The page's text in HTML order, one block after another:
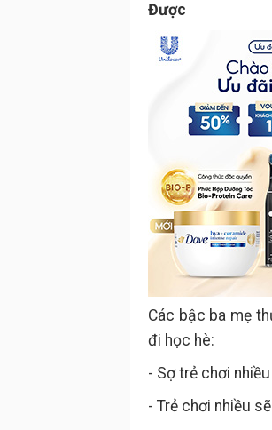
Được
Các bậc ba mẹ
đi học hè:
- Sợ trẻ chơi
- Trẻ chơi nhiều